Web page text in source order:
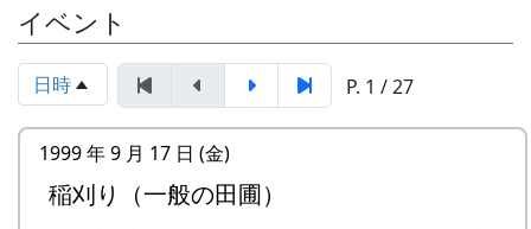
平成27年度棚田オーナー (2015-04-12 11:26:16)
岩座神棚田オーナーの特典
岩座神棚田保全推進協議会事務局
TEL & FAX: 9999-99-9999
携帯: 999-9999-9999
担当 : XX
イベント
日時 P. 1 / 27
1999 年 9 月 17 日 (金)
稲刈り（一般の田圃）